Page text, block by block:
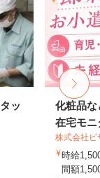
ッ
化粧品な
在宅モニ
株式会社ビ
時給
間額